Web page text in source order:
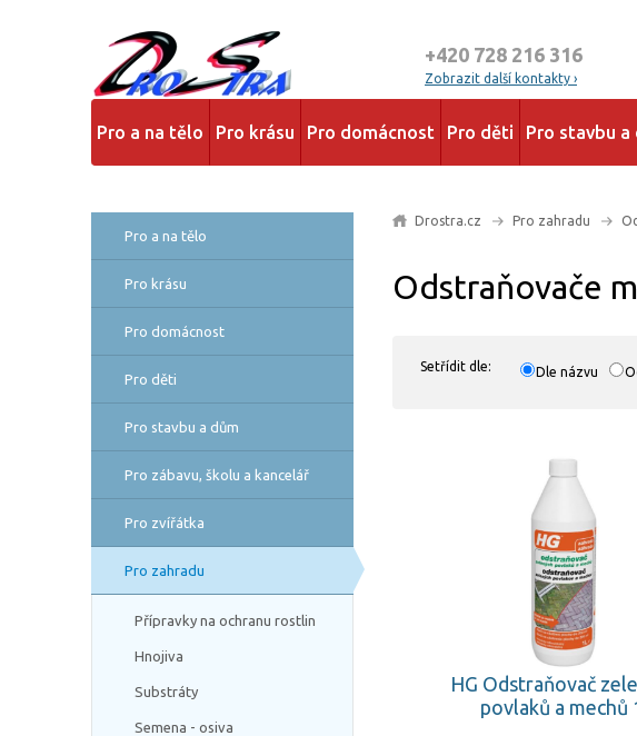
+420 728 216 316
Zobrazit další kontakty ›
Pro a na tělo Pro krásu Pro domácnost Pro děti Pro stavbu a
Pro a na tělo
Pro krásu
Pro domácnost
Pro děti
Pro stavbu a dům
Pro zábavu, školu a kancelář
Pro zvířátka
Pro zahradu
Přípravky na ochranu rostlin
Hnojiva
Substráty
Semena - osiva
Drostra.cz Pro zahradu
Odstraňovače
Setřídit dle: Dle názvu
HG Odstraňovač
povlaků a mechů